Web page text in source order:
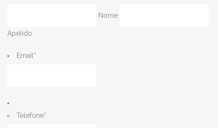
Nome
Apelido
Email *
Telefone*